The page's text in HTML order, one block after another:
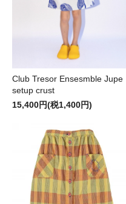
Club Tresor Ensesmble Jupe
setup crust
15,400円(税1,400円)